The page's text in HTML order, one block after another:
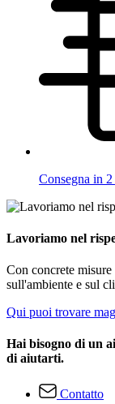
Consegna in
Lavoriamo nel
Con concrete
sull'ambiente e sul
Qui puoi trovare
Hai bisogno di un
di aiutarti.
Contatto